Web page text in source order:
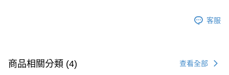
客服
商品相關分類 (4) 查看全部